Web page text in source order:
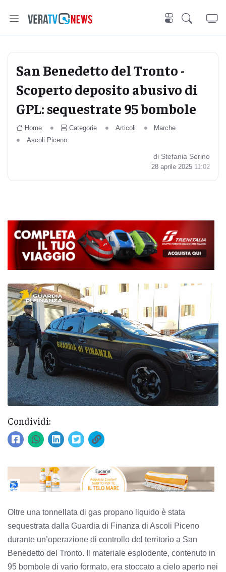
San Benedetto del Tronto -
Scoperto deposito abusivo di
GPL: sequestrate 95 bombole
Home Categorie Articoli
Marche
Ascoli Piceno
di Stefania Serino
28 aprile 2025 11:02
Condividi:
Oltre una tonnellata di gas propano liquido è stata
sequestrata dalla Guardia di Finanza di Ascoli Piceno
durante un’operazione di controllo del territorio a San
Benedetto del Tronto. Il materiale esplodente, contenuto in
95 bombole di vario formato, era stoccato a cielo aperto nei